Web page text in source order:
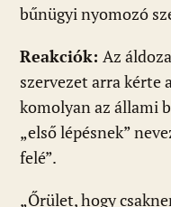
bűnügyi nyomozó
Reakciók: Az
szervezet arra kérte
komolyan az állami
„első lépésnek”
felé”.
„Őrület, hogy